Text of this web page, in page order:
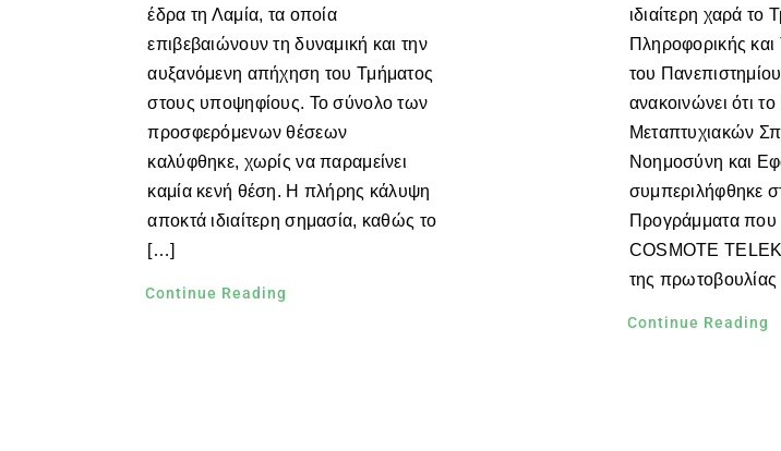
έδρα τη Λαμία, τα οποία
επιβεβαιώνουν τη δυναμική και την
αυξανόμενη απήχηση του Τμήματος
στους υποψηφίους. Το σύνολο των
προσφερόμενων θέσεων
καλύφθηκε, χωρίς να παραμείνει
καμία κενή θέση. Η πλήρης κάλυψη
αποκτά ιδιαίτερη σημασία, καθώς το
[…]
Continue Reading
ιδιαίτερη χαρά το
Πληροφορικής
του
ανακοινώνει ότι
Μεταπτυχιακών
Νοημοσύνη και
συμπεριλήφθηκε
Προγράμματα που
COSMOTE
της
Continue Reading